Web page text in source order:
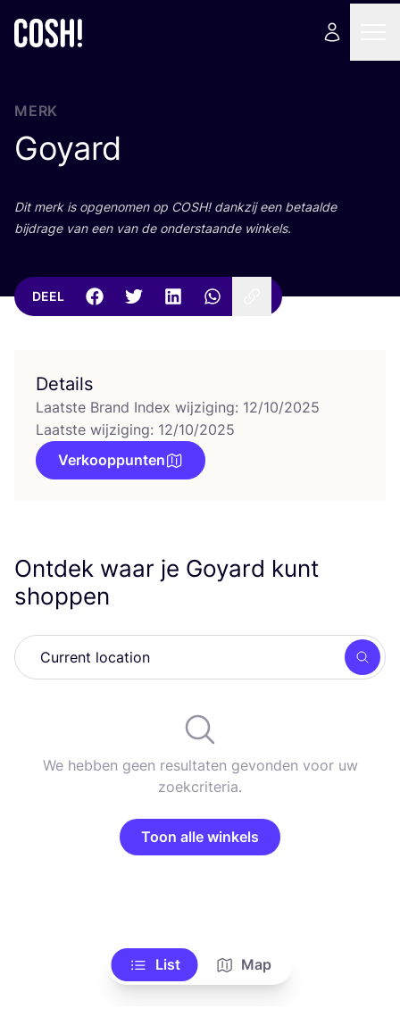
MERK
Goyard
Dit merk is opge­no­men op COSH! dank­zij een betaal­de
bij­dra­ge van een van de onder­staan­de winkels.
DEEL
Details
Laatste Brand Index wijziging: 12/10/2025
Laatste wijziging: 12/10/2025
Verkooppunten
Ontdek waar je Goyard kunt
shoppen
Zoek
We hebben geen resultaten gevonden voor uw
zoekcriteria.
Toon alle winkels
List Map